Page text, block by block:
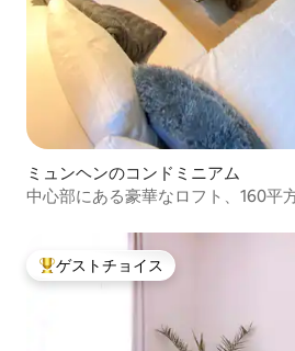
ミュンヘンのコンドミニアム
中心部にある豪華なロフト、160平
大好評のゲストチョイスです。
ゲストチョイス